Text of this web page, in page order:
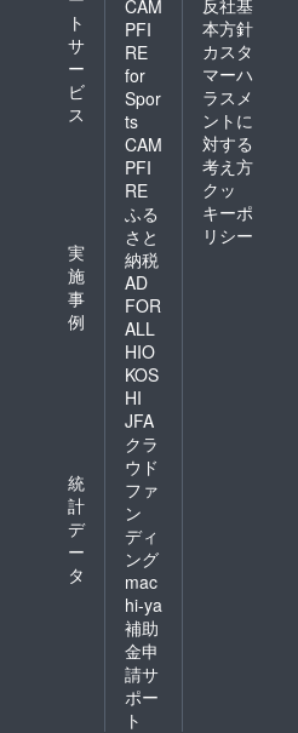
ト
サ
ー
ビ
ス
実
施
事
例
統
計
デ
ー
タ
CAM
PFI
RE
for
Spor
ts
CAM
PFI
RE
ふる
さと
納税
AD
FOR
ALL
HIO
KOS
HI
JFA
クラ
ウド
ファ
ン
ディ
ング
mac
hi-ya
補助
金申
請サ
ポー
ト
本方針
カスタ
マーハ
ラスメ
ントに
対する
考え方
クッ
キーポ
リシー